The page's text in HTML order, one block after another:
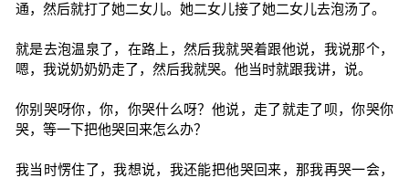
通，然后就打了她二女儿。她二女儿接了她二女儿去泡汤了。
就是去泡温泉了，在路上，然后我就哭着跟他说，我说那个，
嗯，我说奶奶奶走了，然后我就哭。他当时就跟我讲，说。
你别哭呀你，你，你哭什么呀？他说，走了就走了呗，你哭你
哭，等一下把他哭回来怎么办？
我当时愣住了，我想说，我还能把他哭回来，那我再哭一会，